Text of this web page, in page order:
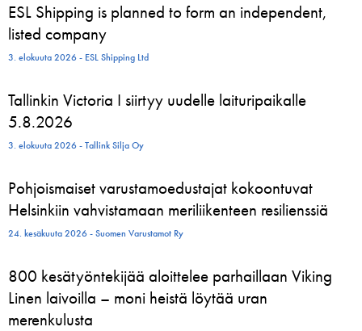
ESL Shipping is planned to form an independent,
listed company
3. elokuuta 2026 - ESL Shipping Ltd
Tallinkin Victoria I siirtyy uudelle laituripaikalle
5.8.2026
3. elokuuta 2026 - Tallink Silja Oy
Pohjoismaiset varustamoedustajat kokoontuvat
Helsinkiin vahvistamaan meriliikenteen resilienssiä
24. kesäkuuta 2026 - Suomen Varustamot Ry
800 kesätyöntekijää aloittelee parhaillaan Viking
Linen laivoilla – moni heistä löytää uran
merenkulusta